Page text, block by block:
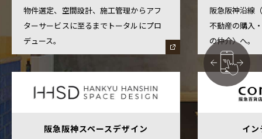
物件選定、空間設計、施工管理からアフ
ターサービスに至るまでトータルにプロ
デュース。
阪急阪神沿線
不動産の購入
の仲介〉へ。
阪急阪神スペースデザイン イ